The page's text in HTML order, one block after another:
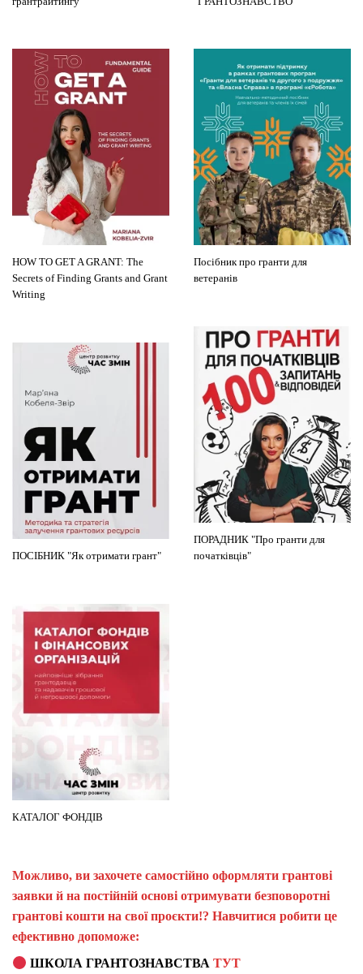
HOW TO GET A GRANT: The
Secrets of Finding Grants and Grant
Writing
Посібник про гранти для
ветеранів
ПОРАДНИК "Про гранти для
початківців"
ПОСІБНИК "Як отримати грант"
КАТАЛОГ ФОНДІВ
Можливо, ви захочете самостійно оформляти грантові
заявки й на постійній основі отримувати безповоротні
грантові кошти на свої проєкти!? Навчитися робити це
ефективно допоможе:
ШКОЛА ГРАНТОЗНАВСТВАТУТ